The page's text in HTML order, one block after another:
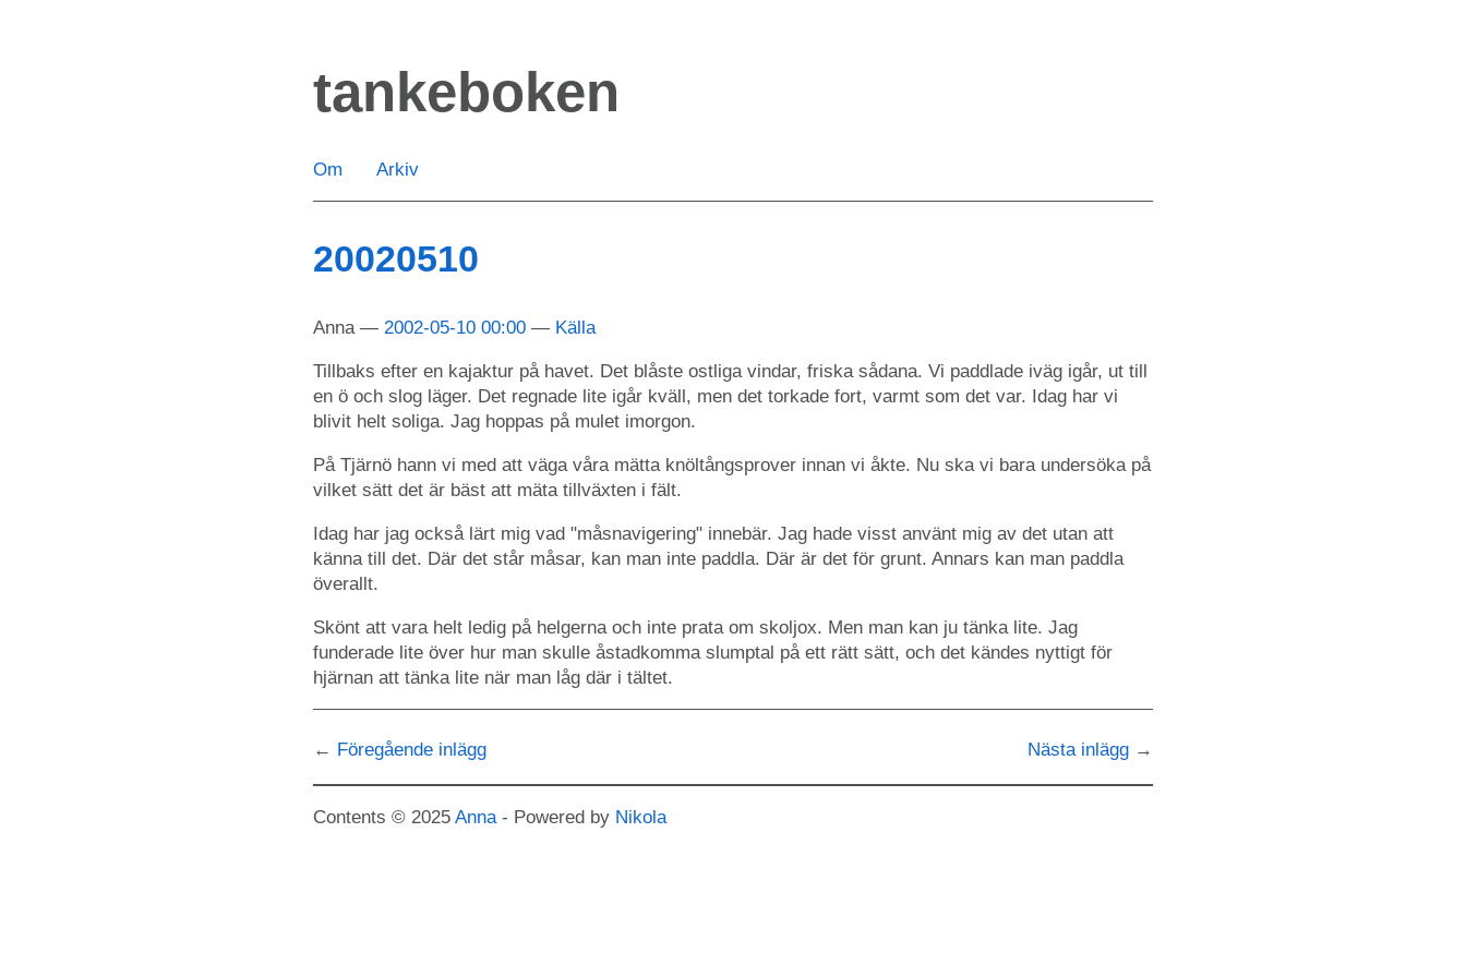
tankeboken
Om Arkiv
20020510
Anna 2002-05-10 00:00 Källa
Tillbaks efter en kajaktur på havet. Det blåste ostliga vindar, friska sådana. Vi paddlade iväg igår, ut till
en ö och slog läger. Det regnade lite igår kväll, men det torkade fort, varmt som det var. Idag har vi
blivit helt soliga. Jag hoppas på mulet imorgon.
På Tjärnö hann vi med att väga våra mätta knöltångsprover innan vi åkte. Nu ska vi bara undersöka på
vilket sätt det är bäst att mäta tillväxten i fält.
Idag har jag också lärt mig vad "måsnavigering" innebär. Jag hade visst använt mig av det utan att
känna till det. Där det står måsar, kan man inte paddla. Där är det för grunt. Annars kan man paddla
överallt.
Skönt att vara helt ledig på helgerna och inte prata om skoljox. Men man kan ju tänka lite. Jag
funderade lite över hur man skulle åstadkomma slumptal på ett rätt sätt, och det kändes nyttigt för
hjärnan att tänka lite när man låg där i tältet.
Föregående inlägg Nästa inlägg
Contents © 2025 Anna - Powered by Nikola